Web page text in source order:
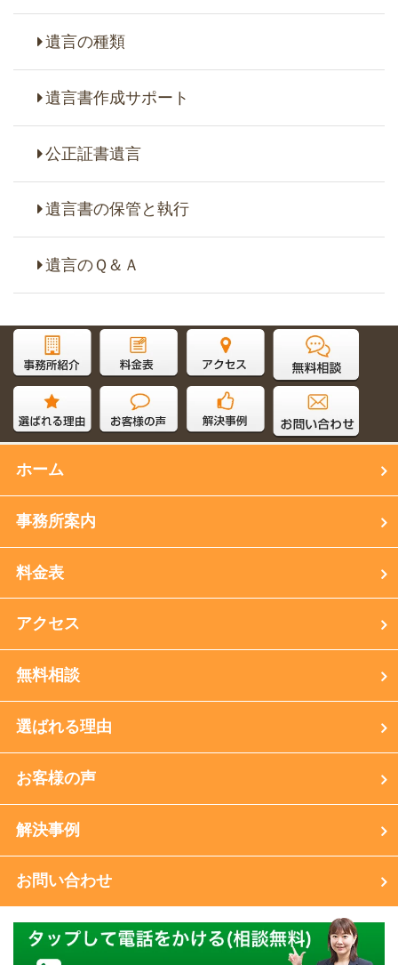
遺言の種類
遺言書作成サポート
公正証書遺言
遺言書の保管と執行
遺言のＱ＆Ａ
サイト内検索
ホーム
事務所案内
料金表
アクセス
無料相談
選ばれる理由
お客様の声
解決事例
お問い合わせ